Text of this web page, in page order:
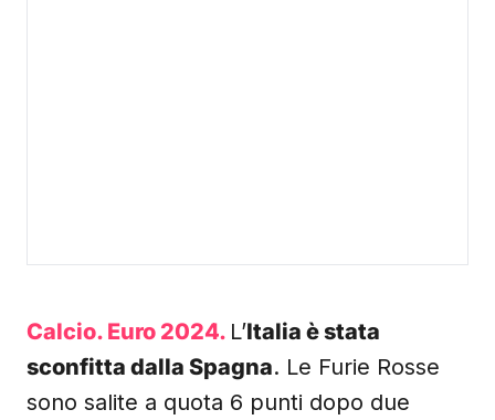
Calcio. Euro 2024. L’Italia è stata
sconfitta dalla Spagna. Le Furie Rosse
sono salite a quota 6 punti dopo due